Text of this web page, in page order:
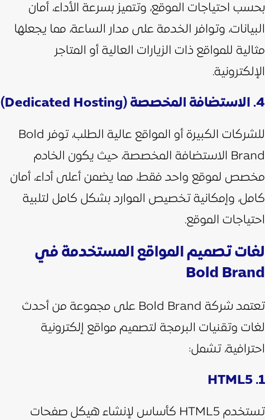
بحسب احتياجات الموقع، وتتميز بسرعة الأداء، أمان
البيانات، وتوافر الخدمة على مدار الساعة، مما يجعلها
مثالية للمواقع ذات الزيارات العالية أو المتاجر
الإلكترونية.
4. الاستضافة المخصصة (Dedicated Hosting)
للشركات الكبيرة أو المواقع عالية الطلب، توفر Bold
Brand الاستضافة المخصصة، حيث يكون الخادم
مخصص لموقع واحد فقط، مما يضمن أعلى أداء، أمان
كامل، وإمكانية تخصيص الموارد بشكل كامل لتلبية
احتياجات الموقع.
لغات تصميم المواقع المستخدمة في
Bold Brand
تعتمد شركة Bold Brand على مجموعة من أحدث
لغات وتقنيات البرمجة لتصميم مواقع إلكترونية
احترافية، تشمل:
1. HTML5
تستخدم HTML5 كأساس لإنشاء هيكل صفحات